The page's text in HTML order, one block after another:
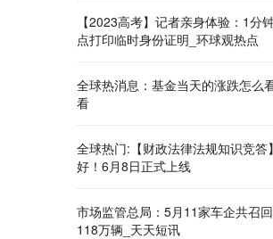
【2023高考】记者亲身体验：1分
点打印临时身份证明_环球观热点
全球热消息：基金当天的涨跌怎么
看
全球热门:【财政法律法规知识竞答
好！6月8日正式上线
市场监管总局：5月11家车企共召
118万辆_天天短讯